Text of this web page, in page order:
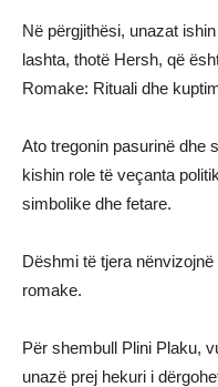
Në përgjithësi, unazat
lashta, thotë Hersh, që
Romake: Rituali dhe
Ato tregonin pasurinë dhe
kishin role të veçanta
simbolike dhe fetare.
Dëshmi të tjera
romake.
Për shembull Plini Plaku,
unazë prej hekuri i